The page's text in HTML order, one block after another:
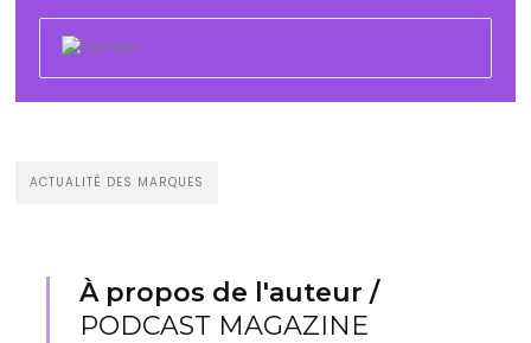
ACTUALITÉ DES MARQUES
À propos de l'auteur /
PODCAST MAGAZINE